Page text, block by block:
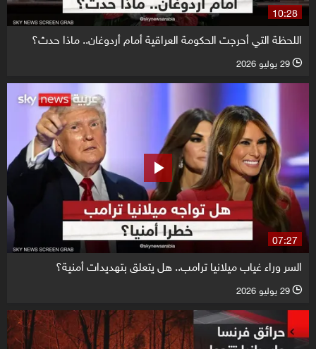
10:28
اللحظة التي أحرجت الحكومة العراقية أمام أردوغان.. ماذا حدث؟
l 29 يوليو 2026
07:27
السر وراء غياب ميلانيا ترامب.. هل يتعلق بتهديدات أمنية؟
l 29 يوليو 2026